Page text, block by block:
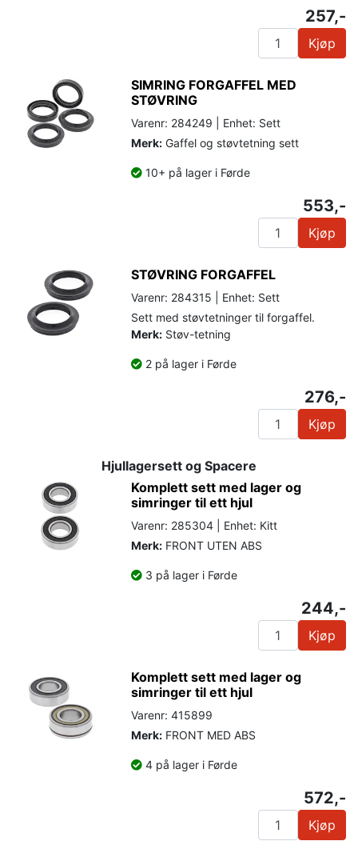
257,-
Kjøp
SIMRING FORGAFFEL MED
STØVRING
Varenr: 284249 | Enhet: Sett
Merk: Gaffel og støvtetning sett
10+ på lager i Førde
553,-
Kjøp
STØVRING FORGAFFEL
Varenr: 284315 | Enhet: Sett
Sett med støvtetninger til forgaffel.
Merk: Støv-tetning
2 på lager i Førde
276,-
Kjøp
Hjullagersett og Spacere
Komplett sett med lager og
simringer til ett hjul
Varenr: 285304 | Enhet: Kitt
Merk: FRONT UTEN ABS
3 på lager i Førde
244,-
Kjøp
Komplett sett med lager og
simringer til ett hjul
Varenr: 415899
Merk: FRONT MED ABS
4 på lager i Førde
572,-
Kjøp